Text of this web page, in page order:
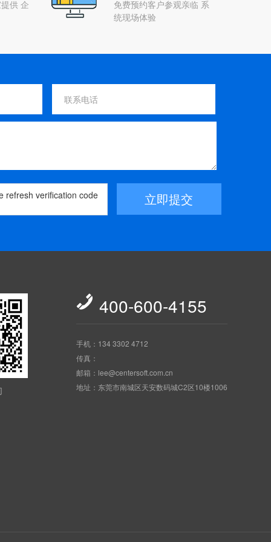
供 企
免费预约客户参观亲临 系
统现场体验
立即提交
 400-600-4155
手机：134 3302 4712
传真：
邮箱：lee@centersoft.com.cn
地址：东莞市南城区天安数码城C2区10楼1006